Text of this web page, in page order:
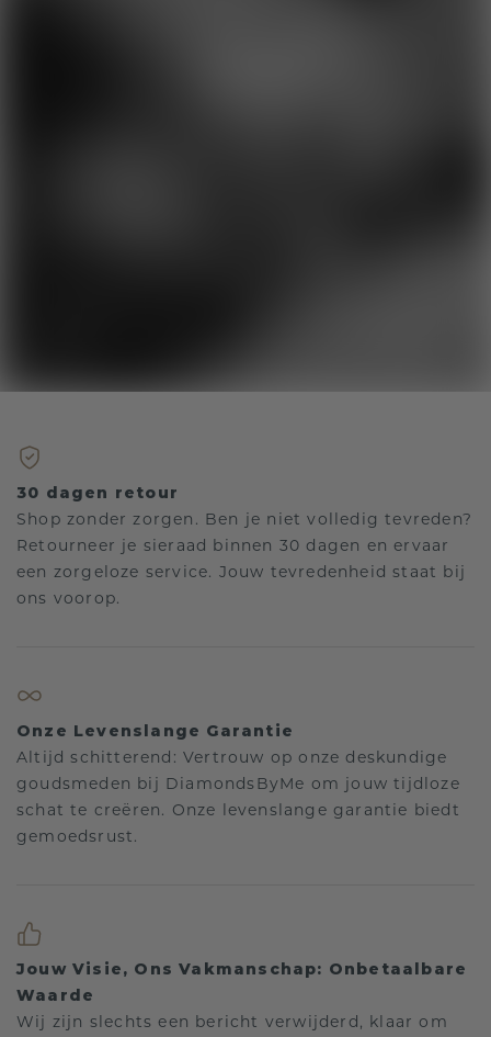
30 dagen retour
Shop zonder zorgen. Ben je niet volledig tevreden?
Retourneer je sieraad binnen 30 dagen en ervaar
een zorgeloze service. Jouw tevredenheid staat bij
ons voorop.
Onze Levenslange Garantie
Altijd schitterend: Vertrouw op onze deskundige
goudsmeden bij DiamondsByMe om jouw tijdloze
schat te creëren. Onze levenslange garantie biedt
gemoedsrust.
Jouw Visie, Ons Vakmanschap: Onbetaalbare
Waarde
Wij zijn slechts een bericht verwijderd, klaar om